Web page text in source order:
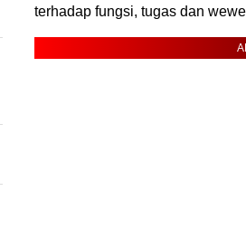
terhadap fungsi, tugas dan